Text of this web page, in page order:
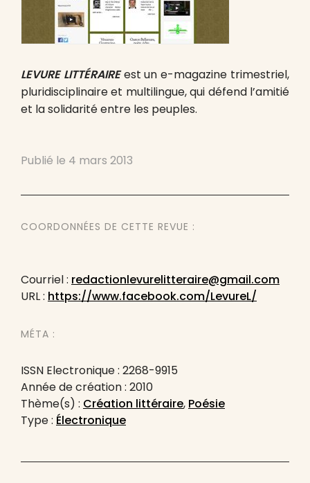
LEVURE LITTÉRAIREest un e-magazine trimestriel,
pluridisciplinaire et multilingue, qui défend l’amitié
et la solidarité entre les peuples.
Publié le 4 mars 2013
COORDONNÉES DE CETTE REVUE :
Courriel : redactionlevurelitteraire@gmail.com
URL : https://www.facebook.com/LevureL/
MÉTA :
ISSN Electronique : 2268-9915
Année de création : 2010
Thème(s) : Création littéraire, Poésie
Type : Électronique